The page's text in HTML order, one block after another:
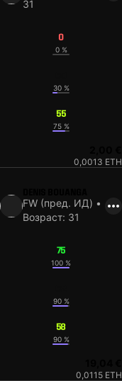
31
0
0 %
30 %
55
75 %
0,0013 ETH
FW (пред. ИД) •
Возраст: 31
75
100 %
90 %
58
90 %
0,0115 ETH